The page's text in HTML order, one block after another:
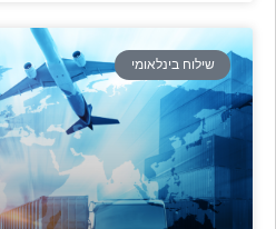
שילוח בינלאומי